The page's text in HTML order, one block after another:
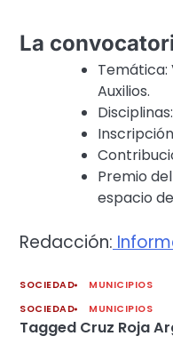
La
Temática:
Auxilios.
Premio
espacio
Redacción:
SOCIEDAD
MUNICIPIOS
SOCIEDAD
MUNICIPIOS
Tagged Cruz Roja